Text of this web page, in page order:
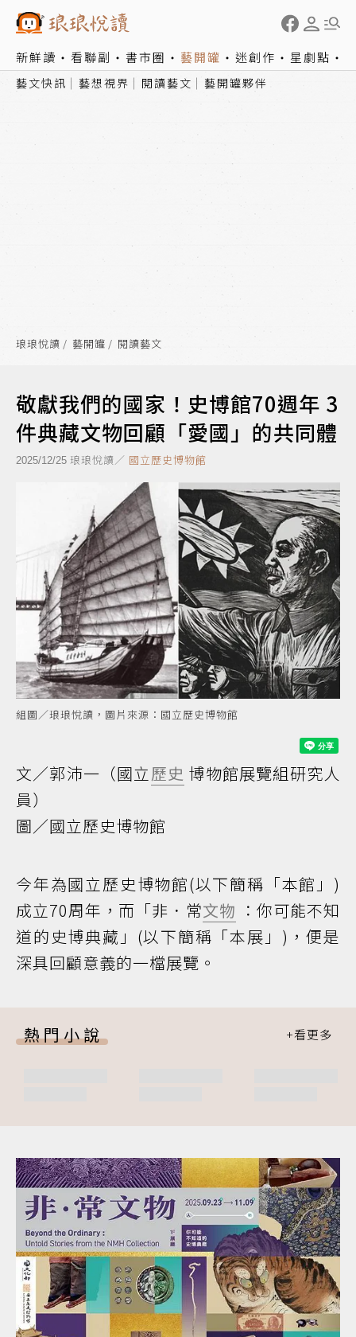
新鮮讀 看聯副 書市圈 藝開罐 迷創作 星劇點
藝文快訊 藝想視界 閱讀藝文 藝開罐夥伴
琅琅悅讀 藝開罐 閱讀藝文
敬獻我們的國家！史博館70週年 3
件典藏文物回顧「愛國」的共同體
2025/12/25 琅琅悅讀／ 國立歷史博物館
組圖／琅琅悅讀，圖片來源：國立歷史博物館
文／郭沛一（國立歷史 博物館展覽組研究人
員）
圖／國立歷史博物館
今年為國立歷史博物館(以下簡稱「本館」)
成立70周年，而「非．常文物 ：你可能不知
道的史博典藏」(以下簡稱「本展」)，便是
深具回顧意義的一檔展覽。
熱門小說